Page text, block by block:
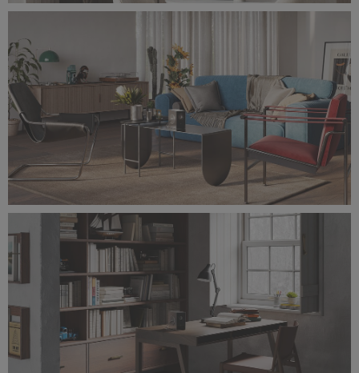
Ambient(3D)_shelf2.jpg
6,15 MB
Ambient(3d)_LivingRoom.jpg